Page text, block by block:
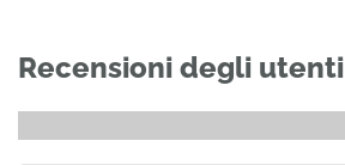
Recensioni degli utenti